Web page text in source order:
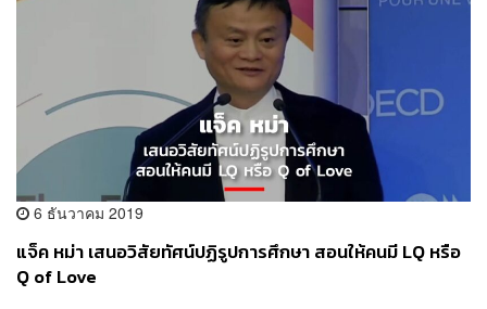
6 ธันวาคม 2019
แจ็ค หม่า เสนอวิสัยทัศน์ปฏิรูปการศึกษา สอนให้คนมี LQ หรือ
Q of Love